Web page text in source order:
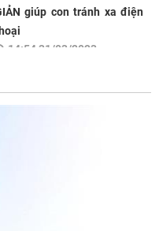
giúp con tránh xa điện
14:54 31/03/2023